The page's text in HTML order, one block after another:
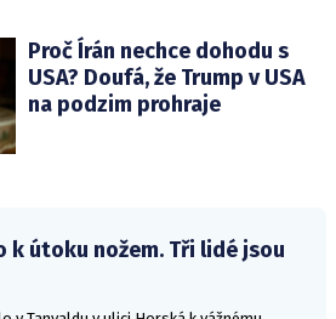
Proč Írán nechce dohodu s
USA? Doufá, že Trump v USA
na podzim prohraje
k útoku nožem. Tři lidé jsou